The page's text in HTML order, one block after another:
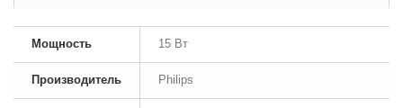
Мощность 15 Вт
Производитель Philips